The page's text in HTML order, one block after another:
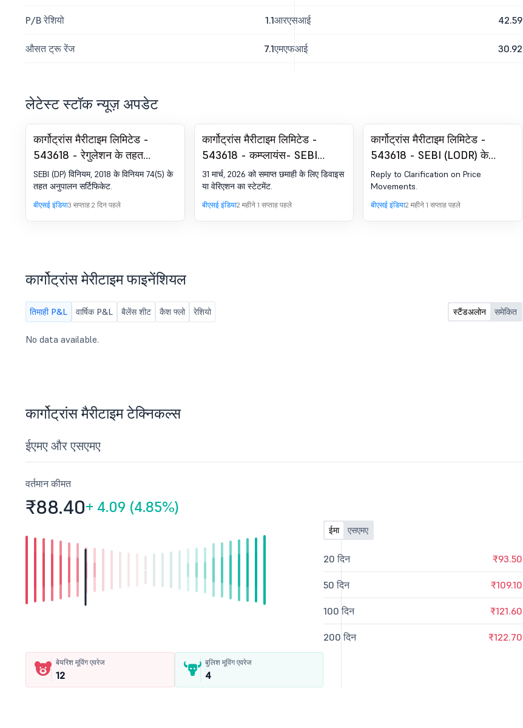
P/B रेशियो 1.1
औसत ट्रू रेंज 7.1
आरएसआई 42.59
एमएफआई 30.92
लेटेस्ट स्टॉक न्यूज़ अपडेट
कार्गोट्रांस मैरीटाइम लिमिटेड -
543618 - रेगुलेशन के तहत
कम्प्लायंस-सर्टिफिकेट. SEBI (DP)
विनियम, 2018 का 74(5)
SEBI (DP) विनियम, 2018 के विनियम 74(5) के
तहत अनुपालन सर्टिफिकेट.
बीएसई इंडिया3 सप्ताह 2 दिन पहले
कार्गोट्रांस मैरीटाइम लिमिटेड -
543618 - कम्प्लायंस- SEBI
(LODR) रेगुलेशन, 2015 के रेगुलेशन
32 के तहत डेविएशन या वेरिएशन का
स्टेटमेंट
31 मार्च, 2026 को समाप्त छमाही के लिए डिवाइस
या वेरिएशन का स्टेटमेंट.
बीएसई इंडिया2 महीने 1 सप्ताह पहले
कार्गोट्रांस मैरीटाइम लिमिटेड -
543618 - SEBI (LODR) के
रेगुलेशन 30 के तहत एन्युटी - प्राइस
मूवमेंट पर स्पष्टीकरण के जवाब.
Reply to Clarification on Price
Movements.
बीएसई इंडिया2 महीने 1 सप्ताह पहले
कार्गोट्रांस मेरीटाइम फाइनेंशियल
तिमाही P&L वार्षिक P&L बैलेंस शीट कैश फ्लो रेशियो स्टैंडअलोन समेकित
No data available.
कार्गोट्रांस मैरीटाइम टेक्निकल्स
ईएमए और एसएमए
वर्तमान कीमत
₹88.40+ 4.09 (4.85%)
बेयरिश मूविंग एवरेज
12
बुलिश मूविंग एवरेज
4
ईमा एसएमए
20 दिन ₹93.50
50 दिन ₹109.10
100 दिन ₹121.60
200 दिन ₹122.70